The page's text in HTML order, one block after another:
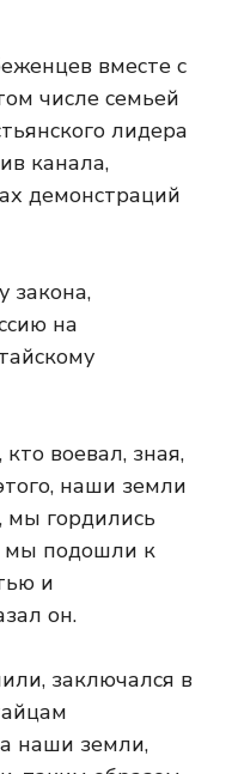
вместе с
числе семьей
лидера
канала,
демонстраций
закона,
на
воевал, зная,
наши земли
мы гордились
мы подошли к
и
он.
заключался в
наши земли,